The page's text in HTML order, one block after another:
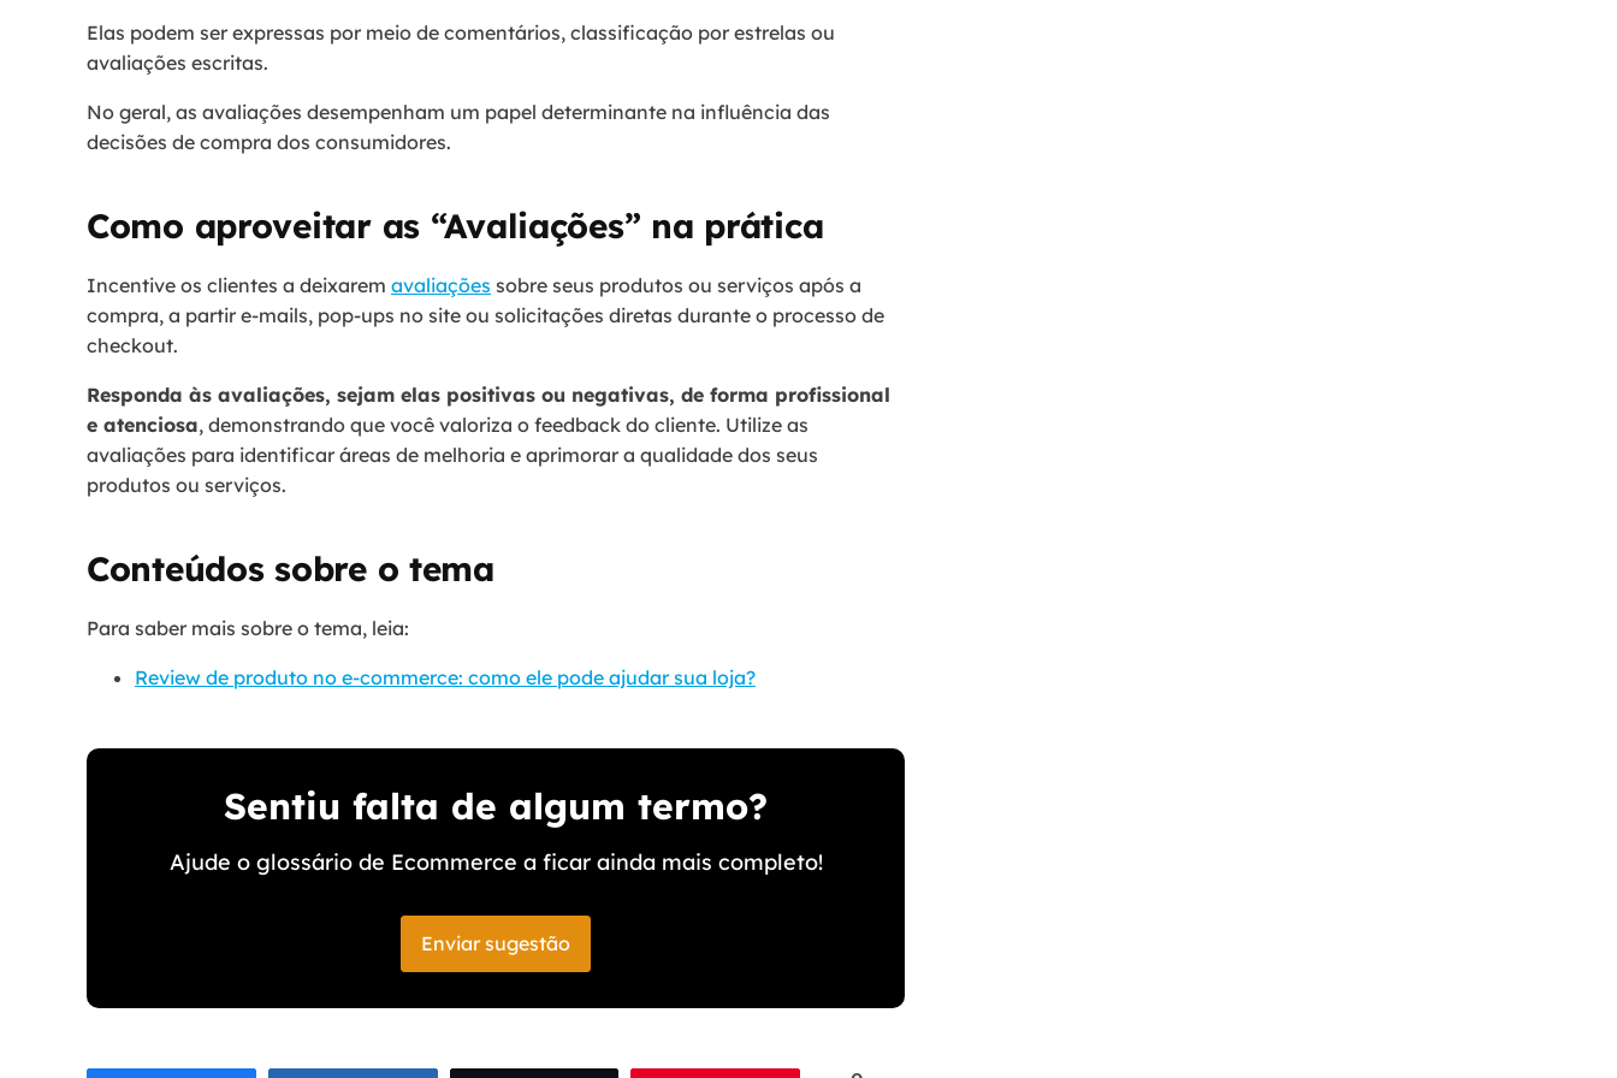
Elas podem ser expressas por meio de comentários, classificação por estrelas ou
avaliações escritas.
No geral, as avaliações desempenham um papel determinante na influência das
decisões de compra dos consumidores.
Como aproveitar as “Avaliações” na prática
Incentive os clientes a deixarem avaliações sobre seus produtos ou serviços após a
compra, a partir e-mails, pop-ups no site ou solicitações diretas durante o processo de
checkout.
Responda às avaliações, sejam elas positivas ou negativas, de forma profissional
e atenciosa, demonstrando que você valoriza o feedback do cliente. Utilize as
avaliações para identificar áreas de melhoria e aprimorar a qualidade dos seus
produtos ou serviços.
Conteúdos sobre o tema
Para saber mais sobre o tema, leia:
Review de produto no e-commerce: como ele pode ajudar sua loja?
Sentiu falta de algum termo?
Ajude o glossário de Ecommerce a ficar ainda mais completo!
Enviar sugestão